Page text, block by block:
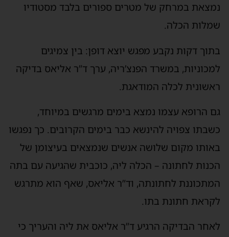
נמצאת במרחק של מטרים ספורים בלבד מסטודיו
שמלות הכלה.
בתוך דקות נקבע מפגש יוצא דופן: בין צמיגים
למכוניות, במשרד הפנצ’ריה, ערך ד”ר אליאס בדיקה
ראשונית לכלה המודאגת.
גם הרופא עצמו נמצא בימים מרגשים במיוחד,
כשבתו צפויה להינשא כבר בימים הקרובים. כך נפגשו
באותו מקום שלושה אנשים שנמצאים בעיצומן של
הכנות לחתונה – הכלה ליה, כוכבית שהגיעה עם בתה
המתכוננת לחתונתה, וד”ר אליאס, שאף הוא מתרגש
לקראת חתונת בתו.
לאחר הבדיקה הרגיע ד”ר אליאס את ליה והעריך כי